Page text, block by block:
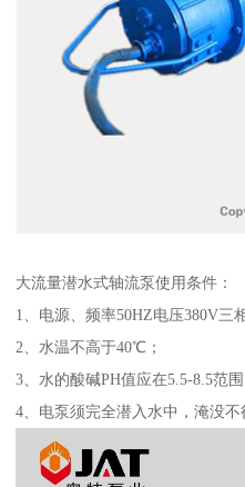
大流量潜水式轴流泵使用条件：
1、电源、频率50HZ电压380V三
2、水温不高于40℃；
3、水的酸碱PH值应在5.5-8.5范围
4、电泵须完全潜入水中，淹没不